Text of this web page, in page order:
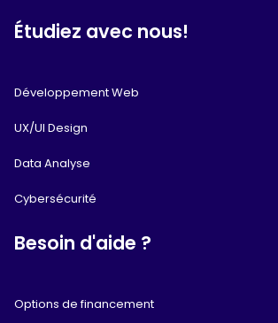
Étudiez avec nous!
Développement Web
UX/UI Design
Data Analyse
Cybersécurité
Besoin d'aide ?
Options de financement